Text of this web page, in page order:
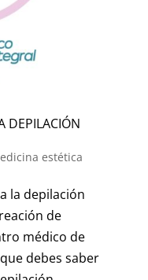
DEPILACIÓN
estética
la depilación
de
médico de
debes saber